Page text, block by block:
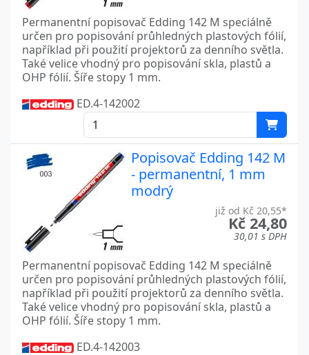
Permanentní popisovač Edding 142 M speciálně
určen pro popisování průhledných plastových fólií,
například při použití projektorů za denního světla.
Také velice vhodný pro popisování skla, plastů a
OHP fólií. Šíře stopy 1 mm.
ED.4-142002
Popisovač Edding 142 M
- permanentní, 1 mm
modrý
již od Kč 20,55*
Kč 24,80
30,01 s DPH
Permanentní popisovač Edding 142 M speciálně
určen pro popisování průhledných plastových fólií,
například při použití projektorů za denního světla.
Také velice vhodný pro popisování skla, plastů a
OHP fólií. Šíře stopy 1 mm.
ED.4-142003